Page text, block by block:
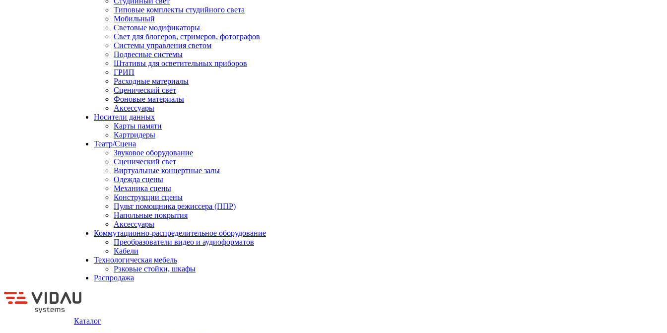
Типовые комплекты студийного света
Мобильный
Световые модификаторы
Свет для блогеров, стримеров, фотографов
Системы управления светом
Подвесные системы
Штативы для осветительных приборов
ГРИП
Расходные материалы
Сценический свет
Фоновые материалы
Аксессуары
Носители данных
Карты памяти
Картридеры
Театр/Сцена
Звуковое оборудование
Сценический свет
Виртуальные концертные залы
Одежда сцены
Механика сцены
Конструкции сцены
Пульт помощника режиссера (ППР)
Напольные покрытия
Аксессуары
Коммутационно-распределительное оборудование
Преобразователи видео и аудиоформатов
Кабели
Технологическая мебель
Рэковые стойки, шкафы
Распродажа
Каталог